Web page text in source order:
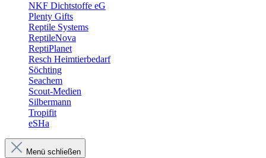
NKF Dichtstoffe eG
Plenty Gifts
Reptile Systems
ReptileNova
ReptiPlanet
Resch Heimtierbedarf
Söchting
Seachem
Scout-Medien
Silbermann
Tropifit
eSHa
Menü schließen